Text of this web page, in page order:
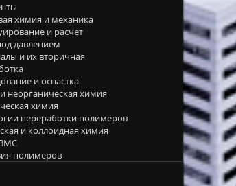
химия и механика
и расчет
давлением
и их вторичная
и оснастка
неорганическая химия
химия
переработки полимеров
и коллоидная химия
полимеров